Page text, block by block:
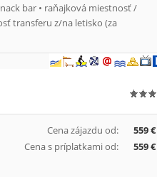
bar • raňajková miestnosť /
transferu z/na letisko (za
Cena zájazdu od:
559 €
Cena s príplatkami od:
559 €